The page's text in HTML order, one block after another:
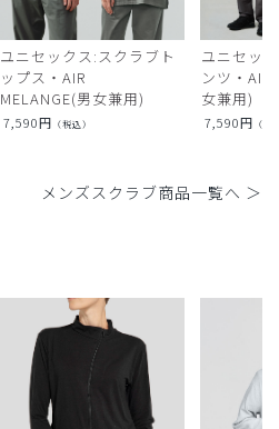
ユニセックス:スクラブト
ップス・AIR
MELANGE(男女兼用)
7,590円 （税込）
ユニセッ
ンツ・AIR
女兼用)
7,590円 （税
メンズスクラブ商品一覧へ ＞